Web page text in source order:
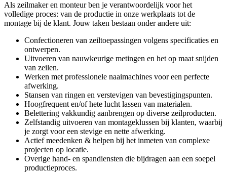
Als zeilmaker en monteur ben je verantwoordelijk voor het
volledige proces: van de productie in onze werkplaats tot de
montage bij de klant. Jouw taken bestaan onder andere uit:
Confectioneren van zeiltoepassingen volgens specificaties en
ontwerpen.
Uitvoeren van nauwkeurige metingen en het op maat snijden
van zeilen.
Werken met professionele naaimachines voor een perfecte
afwerking.
Stansen van ringen en verstevigen van bevestigingspunten.
Hoogfrequent en/of hete lucht lassen van materialen.
Belettering vakkundig aanbrengen op diverse zeilproducten.
Zelfstandig uitvoeren van montageklussen bij klanten, waarbij
je zorgt voor een stevige en nette afwerking.
Actief meedenken & helpen bij het inmeten van complexe
projecten op locatie.
Overige hand- en spandiensten die bijdragen aan een soepel
productieproces.